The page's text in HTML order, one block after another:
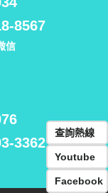
8567
信
3362
查詢熱線
Youtube
Facebook